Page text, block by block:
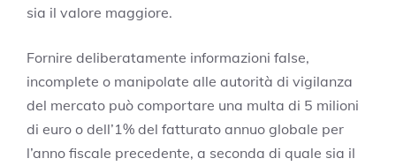
sia il valore maggiore.
Fornire deliberatamente informazioni false,
incomplete o manipolate alle autorità di vigilanza
del mercato può comportare una multa di 5 milioni
di euro o dell’1% del fatturato annuo globale per
l’anno fiscale precedente, a seconda di quale sia il